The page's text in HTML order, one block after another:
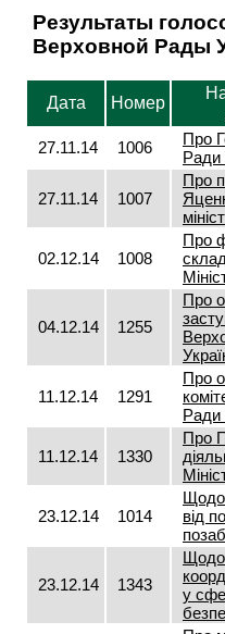
Результаты
Верховной Рады
Дата Номер
27.11.14 1006
Про
Ради
27.11.14 1007
Про
02.12.14 1008
Про
04.12.14 1255
Про
11.12.14 1291
Про
Ради
11.12.14 1330
Про
23.12.14 1014
Щодо
від
23.12.14 1343
Щодо
у